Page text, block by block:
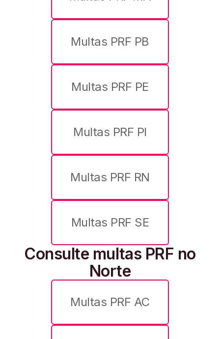
Multas PRF PB
Multas PRF PE
Multas PRF PI
Multas PRF RN
Multas PRF SE
Consulte multas PRF no
Norte
Multas PRF AC